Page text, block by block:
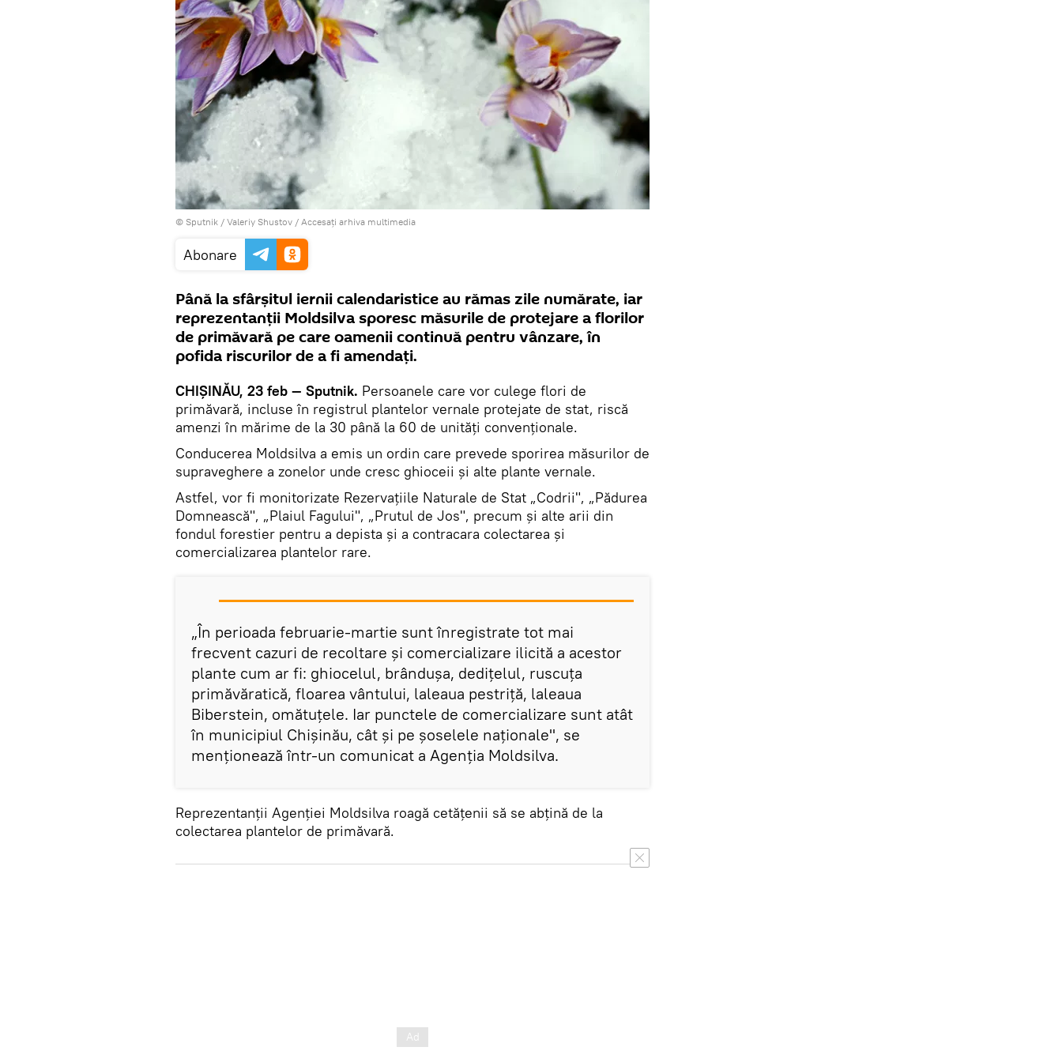
© Sputnik / Valeriy Shustov / Accesați arhiva multimedia
Abonare
Până la sfârșitul iernii calendaristice au rămas zile numărate, iar
reprezentanții Moldsilva sporesc măsurile de protejare a florilor
de primăvară pe care oamenii continuă pentru vânzare, în
pofida riscurilor de a fi amendați.
CHIȘINĂU, 23 feb — Sputnik. Persoanele care vor culege flori de
primăvară, incluse în registrul plantelor vernale protejate de stat, riscă
amenzi în mărime de la 30 până la 60 de unități convenționale.
Conducerea Moldsilva a emis un ordin care prevede sporirea măsurilor de
supraveghere a zonelor unde cresc ghioceii și alte plante vernale.
Astfel, vor fi monitorizate Rezervațiile Naturale de Stat „Codrii", „Pădurea
Domnească", „Plaiul Fagului", „Prutul de Jos", precum și alte arii din
fondul forestier pentru a depista și a contracara colectarea și
comercializarea plantelor rare.
„În perioada februarie-martie sunt înregistrate tot mai
frecvent cazuri de recoltare și comercializare ilicită a acestor
plante cum ar fi: ghiocelul, brândușa, dedițelul, ruscuța
primăvăratică, floarea vântului, laleaua pestriță, laleaua
Biberstein, omătuțele. Iar punctele de comercializare sunt atât
în municipiul Chișinău, cât și pe șoselele naționale", se
menționează într-un comunicat a Agenția Moldsilva.
Reprezentanții Agenției Moldsilva roagă cetățenii să se abțină de la
colectarea plantelor de primăvară.